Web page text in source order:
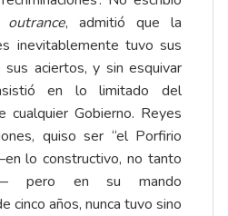
outrance, admitió que la
inevitablemente tuvo sus
aciertos, y sin esquivar
en lo limitado del
cualquier Gobierno. Reyes
quiso ser “el Porfirio
lo constructivo, no tanto
pero en su mando
cinco años, nunca tuvo sino